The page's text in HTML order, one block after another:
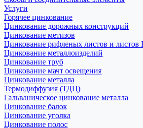
Услуги
Горячее цинкование
Цинкование дорожных конструкций
Цинкование метизов
Цинкование рифленых листов и
Цинкование металлоизделий
Цинкование труб
Цинкование мачт освещения
Цинкование металла
Термодиффузия (ТДЦ)
Гальваническое цинкование металла
Цинкование балок
Цинкование уголка
Цинкование полос